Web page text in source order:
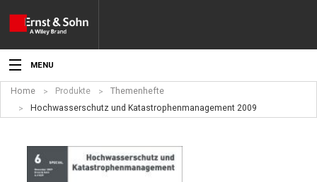
MENU
Aktuelles
Angebote
Home Produkte
Themenhefte
Hochwasserschutz und Katastrophenmanagement 2009